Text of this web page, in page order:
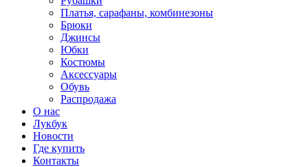
Платья, сарафаны, комбинезоны
Брюки
Джинсы
Юбки
Костюмы
Аксессуары
Обувь
Распродажа
О нас
Лукбук
Новости
Где купить
Контакты